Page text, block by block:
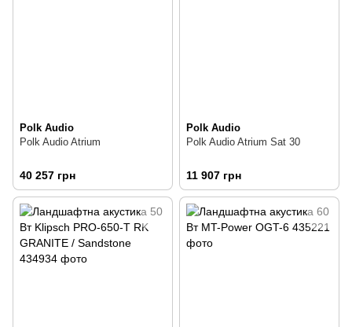
Polk Audio
Polk Audio Atrium
40 257 грн
Polk Audio
Polk Audio Atrium Sat 30
11 907 грн